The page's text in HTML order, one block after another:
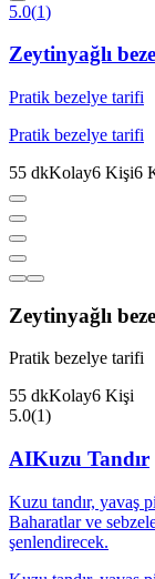
5.0(1)
Zeytinyağlı
Pratik bezelye tarifi
Pratik bezelye tarifi
55 dkKolay6 Kişi6
Zeytinyağlı
Pratik bezelye tarifi
55 dkKolay6 Kişi
5.0(1)
AIKuzu Tandır
Kuzu tandır, yavaş
Baharatlar ve
şenlendirecek.